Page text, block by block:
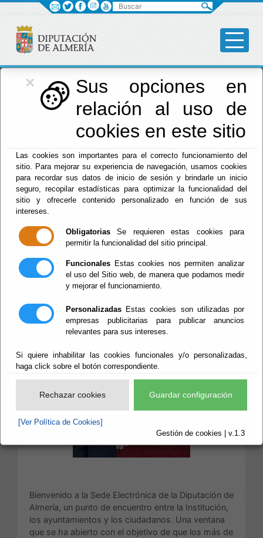
×
Sus opciones en
relación al uso de
cookies en este sitio
Las cookies son importantes para el correcto funcionamiento del
sitio. Para mejorar su experiencia de navegación, usamos cookies
para recordar sus datos de inicio de sesión y brindarle un inicio
seguro, recopilar estadísticas para optimizar la funcionalidad del
sitio y ofrecerle contenido personalizado en función de sus
intereses.
Obligatorias Se requieren estas cookies para
permitir la funcionalidad del sitio principal.
Funcionales Estas cookies nos permiten analizar
el uso del Sitio web, de manera que podamos medir
y mejorar el funcionamiento.
Personalizadas Estas cookies son utilizadas por
empresas publicitarias para publicar anuncios
relevantes para sus intereses.
Si quiere inhabilitar las cookies funcionales y/o personalizadas,
haga click sobre el botón correspondiente.
Rechazar cookies Guardar configuración
[Ver Política de Cookies]
Gestión de cookies | v.1.3
Diputación
Menú Diputación
Saludo del
presidente
Bienvenido a la Sede Electrónica de la Diputación de
Almería, un punto de encuentro entre la Institución,
los ayuntamientos y los ciudadanos. Una ventana
que se ha abierto con el objetivo de que los más de
Buscar